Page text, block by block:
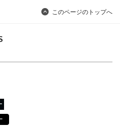
このページのトップへ